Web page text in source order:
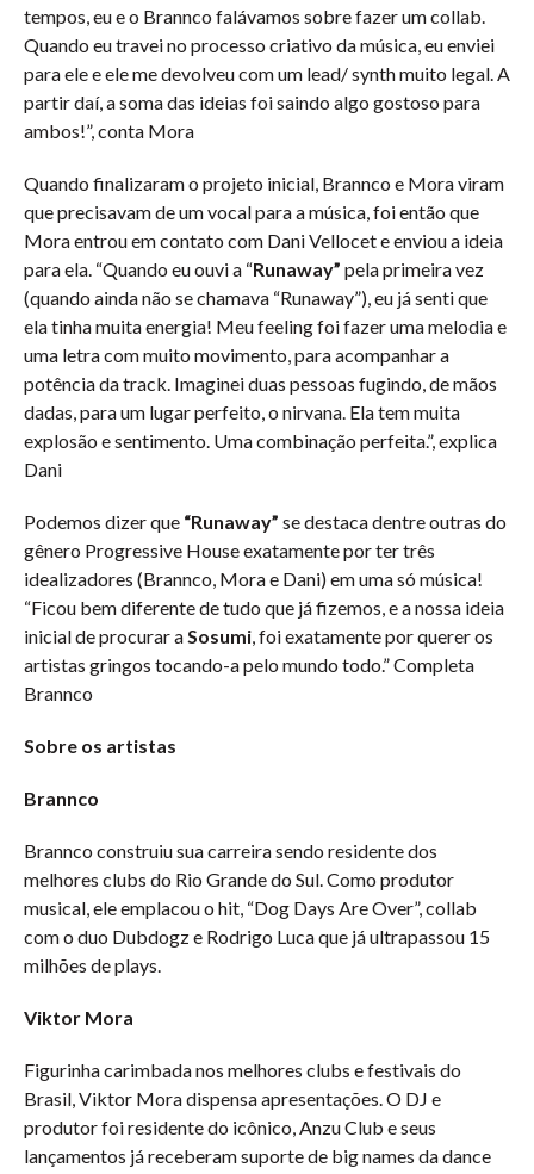
tempos, eu e o Brannco falávamos sobre fazer um collab.
Quando eu travei no processo criativo da música, eu enviei
para ele e ele me devolveu com um lead/ synth muito legal. A
partir daí, a soma das ideias foi saindo algo gostoso para
ambos!”, conta Mora
Quando finalizaram o projeto inicial, Brannco e Mora viram
que precisavam de um vocal para a música, foi então que
Mora entrou em contato com Dani Vellocet e enviou a ideia
para ela. “Quando eu ouvi a “Runaway” pela primeira vez
(quando ainda não se chamava “Runaway”), eu já senti que
ela tinha muita energia! Meu feeling foi fazer uma melodia e
uma letra com muito movimento, para acompanhar a
potência da track. Imaginei duas pessoas fugindo, de mãos
dadas, para um lugar perfeito, o nirvana. Ela tem muita
explosão e sentimento. Uma combinação perfeita.”, explica
Dani
Podemos dizer que “Runaway” se destaca dentre outras do
gênero Progressive House exatamente por ter três
idealizadores (Brannco, Mora e Dani) em uma só música!
“Ficou bem diferente de tudo que já fizemos, e a nossa ideia
inicial de procurar aSosumi, foi exatamente por querer os
artistas gringos tocando-a pelo mundo todo.” Completa
Brannco
Sobre os artistas
Brannco
Brannco construiu sua carreira sendo residente dos
melhores clubs do Rio Grande do Sul. Como produtor
musical, ele emplacou o hit, “Dog Days Are Over”, collab
com o duo Dubdogz e Rodrigo Luca que já ultrapassou 15
milhões de plays.
Viktor Mora
Figurinha carimbada nos melhores clubs e festivais do
Brasil, Viktor Mora dispensa apresentações. O DJ e
produtor foi residente do icônico, Anzu Club e seus
lançamentos já receberam suporte de big names da dance